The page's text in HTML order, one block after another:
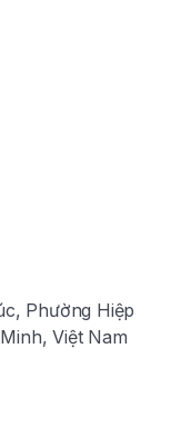
Phường Hiệp
Việt Nam